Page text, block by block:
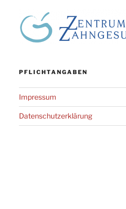
PFLICHTANGABEN
Impressum
Datenschutz­erklärung